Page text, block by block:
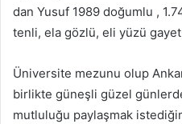
dan Yusuf 1989 doğumlu ,
tenli, ela gözlü, eli yüzü
Üniversite mezunu olup
birlikte güneşli güzel
mutluluğu paylaşmak